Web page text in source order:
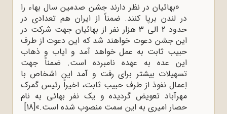
«بهائیان در نظر دارند جشن صدمین سال بهاء را
در لندن برپا کنند. ضمناً از ایران هم تعدادی در
حدود 2 الی 3 هزار نفر از بهائیان جهت شرکت در
این جشن دعوت خواهند شد که این دعوت از طرف
حبیب ثابت به عمل خواهد آمد و ایاب و ذهاب
این عده به عهده نامبرده است. ضمناً جهت
تسهیلات بیشتر برای رفت و آمد این اشخاص با
اِعمال نفوذ از طرف حبیب ثابت، اخیراً رئیس گمرک
مهرآباد تعویض گردیده و یک نفر بهائی به نام
حصار امیری به این سمت منصوب شده است.»[18]